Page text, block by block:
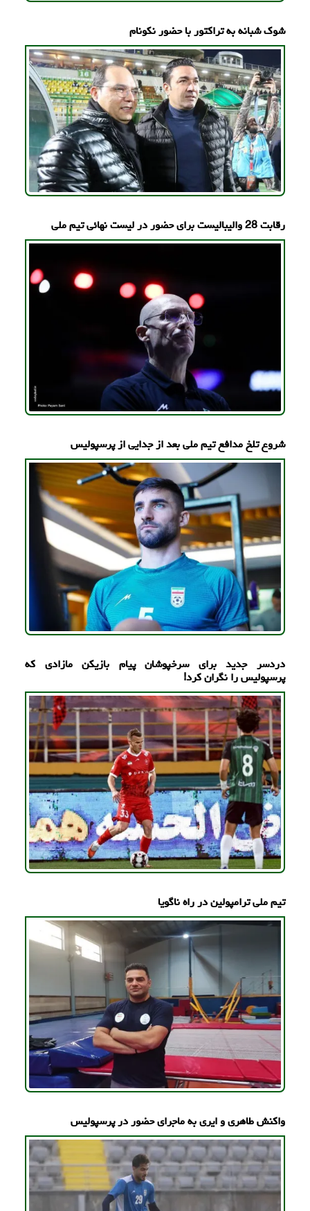
شوک شبانه به تراکتور با حضور نکونام
رقابت 28 والیبالیست برای حضور در لیست نهائی تیم ملی
شروع تلخ مدافع تیم ملی بعد از جدایی از پرسپولیس
دردسر جدید برای سرخپوشان پیام بازیکن مازادی که
پرسپولیس را نگران کرد!
تیم ملی ترامپولین در راه ناگویا
واکنش طاهری و ایری به ماجرای حضور در پرسپولیس